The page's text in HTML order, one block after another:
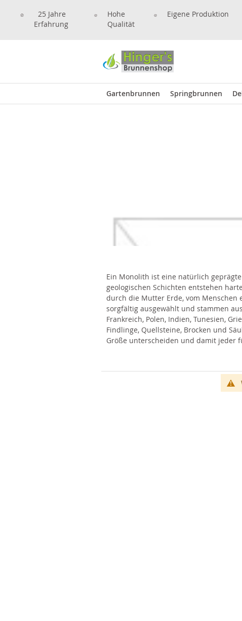
25 Jahre
Erfahrung
Hohe
Qualität
Eigene Produktion
Gartenbrunnen Springbrunnen
Ein Monolith ist eine natürlich
geologischen Schichten entstehen
durch die Mutter Erde, vom
sorgfältig ausgewählt und stammen
Frankreich, Polen, Indien, Tunesien,
Findlinge, Quellsteine, Brocken und
Größe unterscheiden und damit jeder